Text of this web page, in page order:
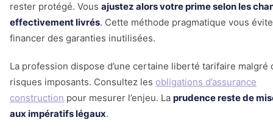
rester protégé. Vous ajustez alors votre prime selon les
effectivement livrés. Cette méthode pragmatique vous
financer des garanties inutilisées.
La profession dispose d’une certaine liberté tarifaire malgré
risques imposants. Consultez les obligations d’assurance
construction pour mesurer l’enjeu. La prudence reste de
aux impératifs légaux.